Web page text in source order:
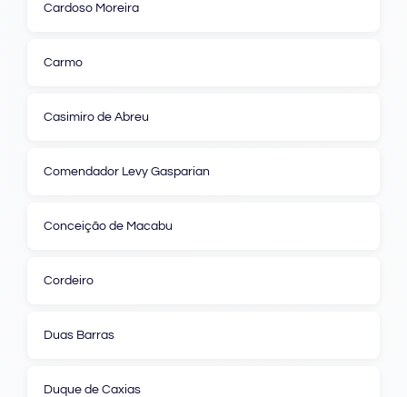
Cardoso Moreira
Carmo
Casimiro de Abreu
Comendador Levy Gasparian
Conceição de Macabu
Cordeiro
Duas Barras
Duque de Caxias